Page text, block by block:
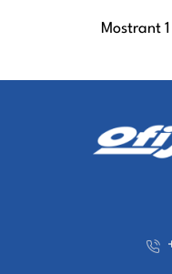
Mostrant 1